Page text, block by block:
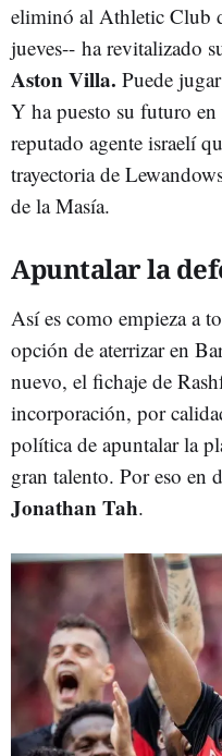
eliminó al Athletic Club
jueves-- ha revitalizado
Aston Villa. Puede
Y ha puesto su futuro en
reputado agente israelí
trayectoria de
de la Masía.
Apuntalar la
Así es como empieza a
opción de aterrizar en
nuevo, el fichaje de
incorporación, por
política de apuntalar la
gran talento. Por eso en
Jonathan Tah.